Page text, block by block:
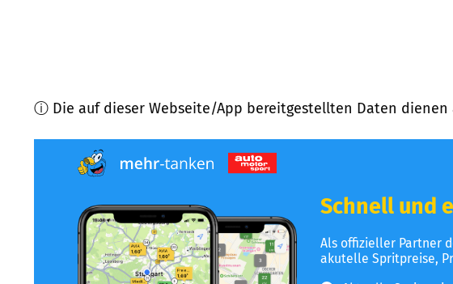
ⓘ Die auf dieser Webseite/App bereitgestellten Daten
Schnell und
Als offizieller Partner
akutelle Spritpreise,